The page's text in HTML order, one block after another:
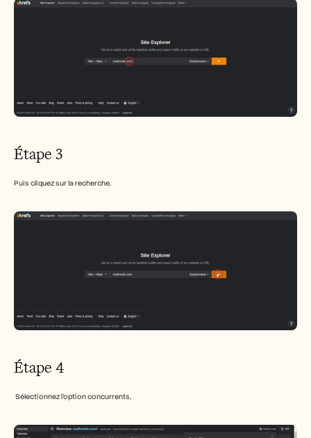
Étape 3
Puis cliquez sur la recherche.
Étape 4
Sélectionnez l’option concurrents,